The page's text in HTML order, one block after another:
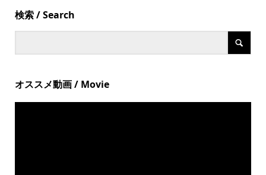
検索 / Search
オススメ動画 / Movie